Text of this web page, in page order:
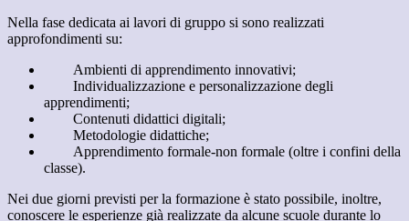
Nella fase dedicata ai lavori di gruppo si sono realizzati
approfondimenti su:
Ambienti di apprendimento innovativi;
Individualizzazione e personalizzazione degli
apprendimenti;
Contenuti didattici digitali;
Metodologie didattiche;
Apprendimento formale-non formale (oltre i confini della
classe).
Nei due giorni previsti per la formazione è stato possibile, inoltre,
conoscere le esperienze già realizzate da alcune scuole durante lo